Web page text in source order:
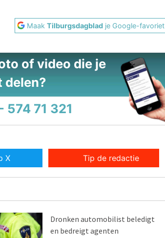
MaakTilburgsdagblad je Google-favoriet
of video die je
delen?
574 71 321
X Tip de redactie
Dronken automobilist beledigt
en bedreigt agenten